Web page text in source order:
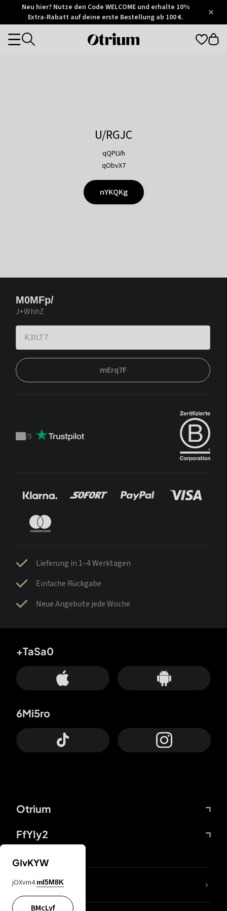
Otrium
Trustpilot
Neu hier? Nutze den Code WELCOME und erhalte 10%
Extra-Rabatt auf deine erste Bestellung ab 100 €.
Otrium
Categories
U/RGJC
qQPLVh
qObvX7
nYKQKg
M0MFp/
J+WhhZ
mErq7F
Trustpilot
/5
Lieferung in 1–4 Werktagen
Einfache Rückgabe
Neue Angebote jede Woche
Otrium
FfYIy2
+TaSa0
6Mi5ro
DDcvSo
GIvKYW
jOXvm4 mI5M8K
BMcLyf